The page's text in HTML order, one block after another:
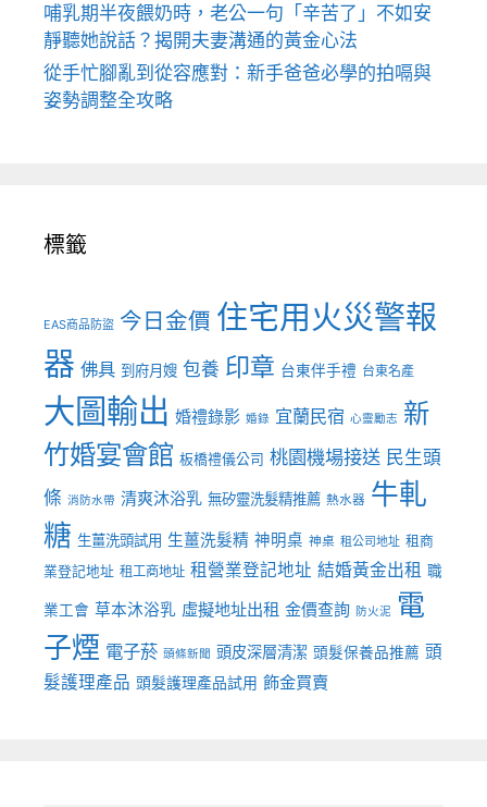
哺乳期半夜餵奶時，老公一句「辛苦了」不如安
靜聽她說話？揭開夫妻溝通的黃金心法
從手忙腳亂到從容應對：新手爸爸必學的拍嗝與
姿勢調整全攻略
標籤
EAS商品防盜 今日金價 住宅用火災警報
器 佛具 到府月嫂 包養 印章 台東伴手禮 台東名產
大圖輸出 婚禮錄影 婚錄 宜蘭民宿 心靈勵志 新
竹婚宴會館 板橋禮儀公司 桃園機場接送 民生頭
條 消防水帶 清爽沐浴乳 無矽靈洗髮精推薦 熱水器 牛軋
糖 生薑洗頭試用 生薑洗髮精 神明桌 神桌 租公司地址 租商
業登記地址 租工商地址 租營業登記地址 結婚黃金出租 職
業工會 草本沐浴乳 虛擬地址出租 金價查詢 防火泥
電
子煙 電子菸 頭條新聞 頭皮深層清潔 頭髮保養品推薦 頭
髮護理產品 頭髮護理產品試用 飾金買賣